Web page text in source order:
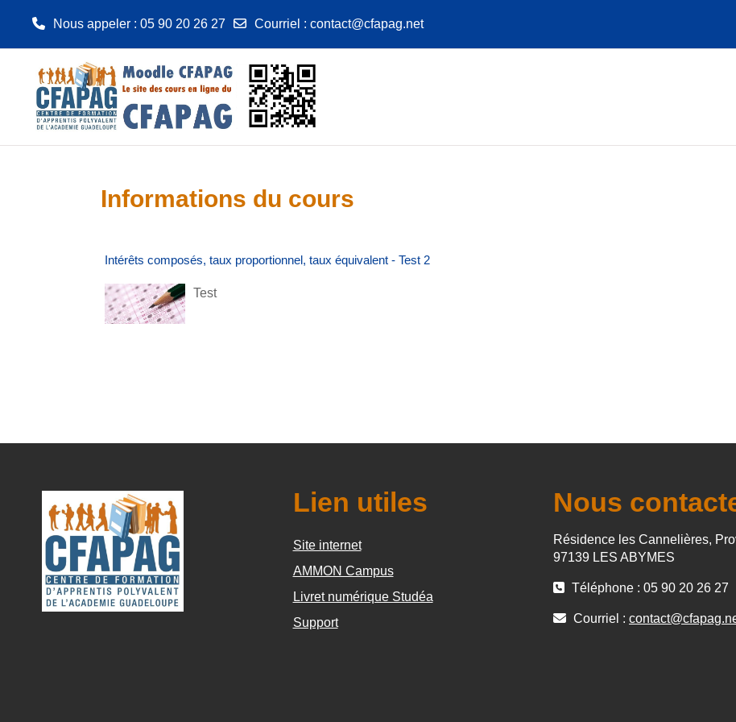
Nous appeler : 05 90 20 26 27 Courriel : contact@cfapag.net
Informations du cours
Intérêts composés, taux proportionnel, taux équivalent - Test 2
Test
Lien utiles
Site internet
AMMON Campus
Livret numérique Studéa
Support
Nous
Résidence les Cannelières,
97139 LES ABYMES
Téléphone : 05 90 20 26 27
Courriel :